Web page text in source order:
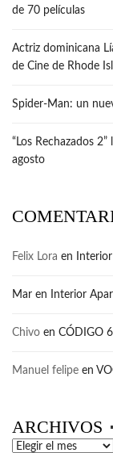
de 70 películas
Actriz dominicana
de Cine de Rhode
Spider-Man: un
“Los Rechazados
agosto
Felix Lora en
Mar en Interior
Chivo en CÓDIGO
Manuel felipe en
ARCHIVOS
Archivos